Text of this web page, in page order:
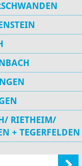
RIETHEIM/
+ TEGERFELDEN